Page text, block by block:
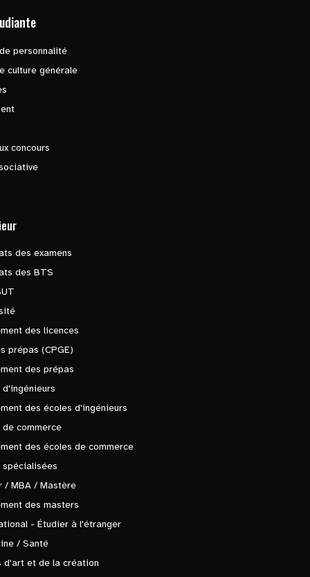
personnalité
culture générale
concours
des examens
des BTS
des licences
prépas (CPGE)
des prépas
d'ingénieurs
des écoles d'ingénieurs
de commerce
des écoles de commerce
spécialisées
/ MBA / Mastère
des masters
- Étudier à l'étranger
/ Santé
d'art et de la création